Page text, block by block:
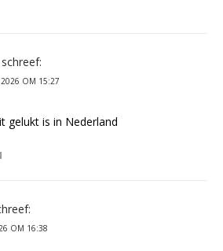
schreef:
2026 OM 15:27
gelukt is in Nederland
OM 16:38